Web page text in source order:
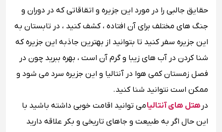
حقایق جالبی را در مورد این جزیره و اتقاقاتی که در دوران و
جنگ های مختلف برای آن افتاده ، کشف کنید ، در تابستان به
این جزیره سفر کنید تا بتوانید از بهترین جاذبه این جزیره که
شنا کردن در آب های زیبا و گرم آن است ، بهره ببرید چون در
فصل زمستان کمی هوا در آنتالیا و این جزیره سرد می شود و
ممکن است نتوانید شنا کنید.
در هتل های آنتالیامی توانید اقامت خوبی داشته باشید با
این حال اگر به طبیعت و جاهای تاریخی و بکر علاقه دارید